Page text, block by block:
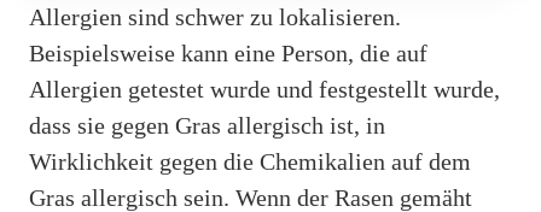
Allergien sind schwer zu lokalisieren.
Beispielsweise kann eine Person, die auf
Allergien getestet wurde und festgestellt wurde,
dass sie gegen Gras allergisch ist, in
Wirklichkeit gegen die Chemikalien auf dem
Gras allergisch sein. Wenn der Rasen gemäht